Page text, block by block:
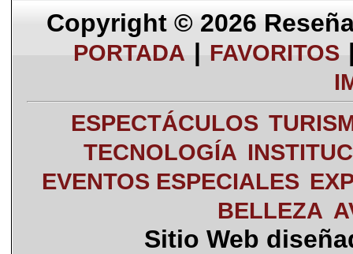
Copyright © 2026
PORTADA | FAVORITOS
ESPECTÁCULOS
TECNOLOGÍA
EVENTOS ESPECIALES
BELLEZA
Sitio Web